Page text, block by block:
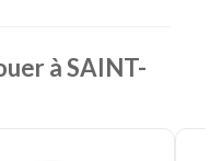
à SAINT-